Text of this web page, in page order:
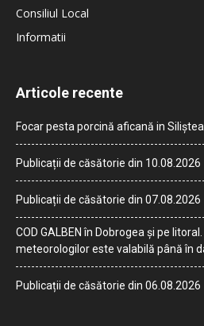
Consiliul Local
Informatii
Articole recente
Focar pesta porcină aficană in Siliștea
Publicații de căsătorie din 10.08.2026
Publicații de căsătorie din 07.08.2026
COD GALBEN în Dobrogea și pe
meteorologilor este valabilă până în
Publicații de căsătorie din 06.08.2026